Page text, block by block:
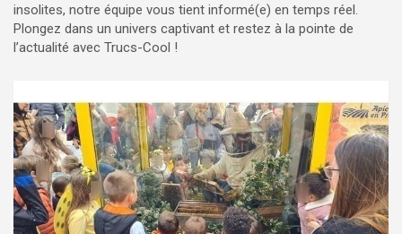
insolites, notre équipe vous tient informé(e) en temps réel.
Plongez dans un univers captivant et restez à la pointe de
l’actualité avec Trucs-Cool !